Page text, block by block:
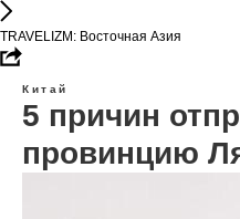
TRAVELIZM: Восточная Азия
Китай
5 причин
провинцию